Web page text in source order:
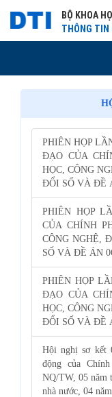
BỘ KHOA
THÔNG TIN
PHIÊN HỌP
ĐẠO CỦA
HỌC, CÔNG
ĐỔI SỐ VÀ ĐỀ
PHIÊN HỌP
CỦA CHÍNH
CÔNG NGHỆ,
SỐ VÀ ĐỀ ÁN
PHIÊN HỌP
ĐẠO CỦA
HỌC, CÔNG
ĐỔI SỐ VÀ ĐỀ
Hội nghị sơ kết
động của
NQ/TW, 05 năm
nhà nước, 04